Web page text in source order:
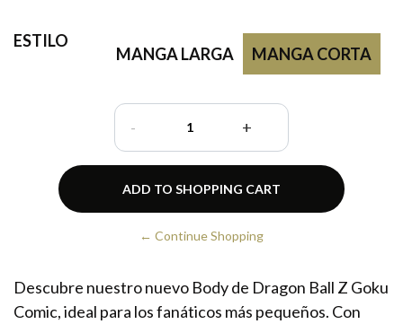
ESTILO
MANGA CORTA
MANGA LARGA
- +
← Continue Shopping
Descubre nuestro nuevo Body de Dragon Ball Z Goku
Comic, ideal para los fanáticos más pequeños. Con